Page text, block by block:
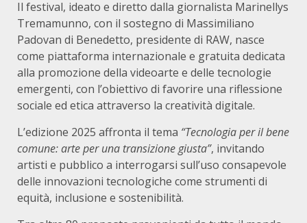
Il festival, ideato e diretto dalla giornalista Marinellys
Tremamunno, con il sostegno di Massimiliano
Padovan di Benedetto, presidente di RAW, nasce
come piattaforma internazionale e gratuita dedicata
alla promozione della videoarte e delle tecnologie
emergenti, con l’obiettivo di favorire una riflessione
sociale ed etica attraverso la creatività digitale.
L’edizione 2025 affronta il tema “Tecnologia per il bene
comune: arte per una transizione giusta”, invitando
artisti e pubblico a interrogarsi sull’uso consapevole
delle innovazioni tecnologiche come strumenti di
equità, inclusione e sostenibilità.